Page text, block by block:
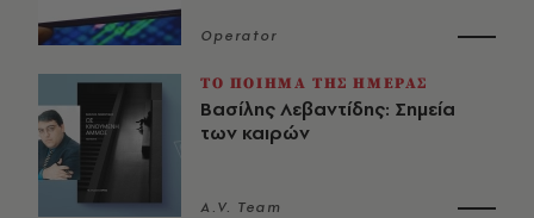
Operator
ΤΟ ΠΟΙΗΜΑ ΤΗΣ ΗΜΕΡΑΣ
Βασίλης Λεβαντίδης: Σημεία
των καιρών
A.V. Team